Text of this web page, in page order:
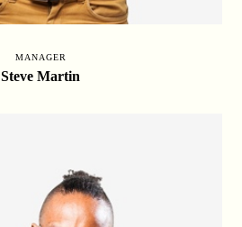
MANAGER
Steve Martin